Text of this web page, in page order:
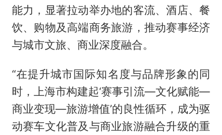
能力，显著拉动举办地的客流、酒店、餐
饮、购物及高端商务旅游，推动赛事经济
与城市文旅、商业深度融合。
“在提升城市国际知名度与品牌形象的同
时，上海市构建起‘赛事引流—文化赋能—
商业变现—旅游增值’的良性循环，成为驱
动赛车文化普及与商业旅游融合升级的重